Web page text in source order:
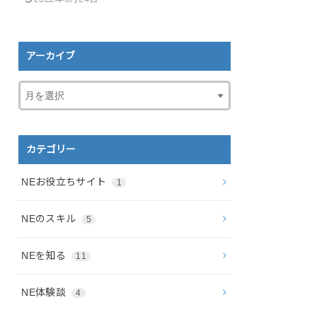
アーカイブ
カテゴリー
NEお役立ちサイト 1
NEのスキル 5
NEを知る 11
NE体験談 4